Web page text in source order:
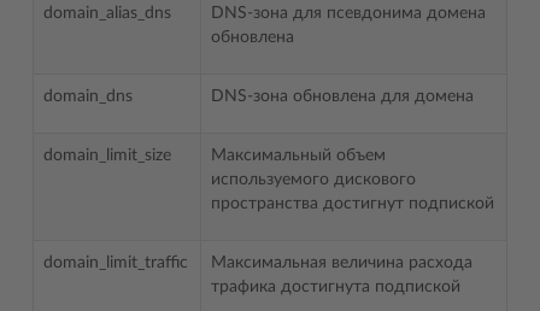
domain_alias_dns
DNS-зона для псевдонима домена
обновлена
domain_dns DNS-зона обновлена для домена
domain_limit_size
Максимальный объем
используемого дискового
пространства достигнут подпиской
domain_limit_traffic
Максимальная величина расхода
трафика достигнута подпиской